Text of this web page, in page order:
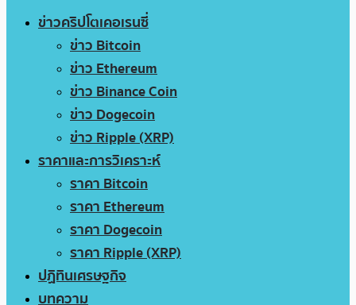
ข่าวคริปโตเคอเรนซี่
ข่าว Bitcoin
ข่าว Ethereum
ข่าว Binance Coin
ข่าว Dogecoin
ข่าว Ripple (XRP)
ราคาและการวิเคราะห์
ราคา Bitcoin
ราคา Ethereum
ราคา Dogecoin
ราคา Ripple (XRP)
ปฏิทินเศรษฐกิจ
บทความ